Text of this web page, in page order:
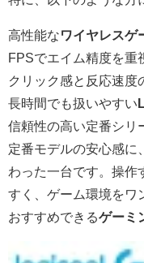
高性能なワイヤレスゲ
FPSでエイム精度を重
クリック感と反応速度
長時間でも扱いやすい
信頼性の高い定番シリ
定番モデルの安心感に
わった一台です。操作
すく、ゲーム環境をワ
おすすめできるゲーミ